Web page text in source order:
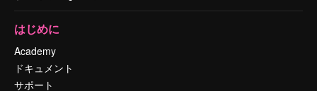
はじめに
Academy
ドキュメント
サポート